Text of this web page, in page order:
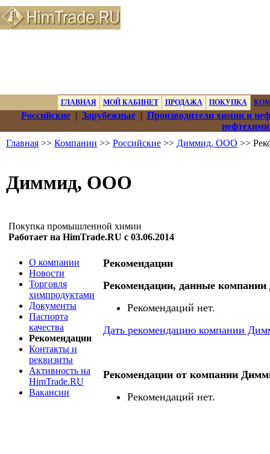
ГЛАВНАЯ МОЙ КАБИНЕТ ПРОДАЖА ПОКУПКА
Российские| Зарубежные| Производители химии и
Главная >> Компании >> Российские >> Диммид, ООО >>
Диммид, ООО
Покупка промышленной химии
Работает на HimTrade.RU с 03.06.2014
О компании
Новости
Торговля
химпродуктами
Документы
Паспорта
качества
Рекомендации
Контакты и
реквизиты
Активность на
HimTrade.RU
Вакансии
Рекомендации
Рекомендации, данные
Рекомендаций нет.
Дать рекомендацию компании
Рекомендации от компании
Рекомендаций нет.